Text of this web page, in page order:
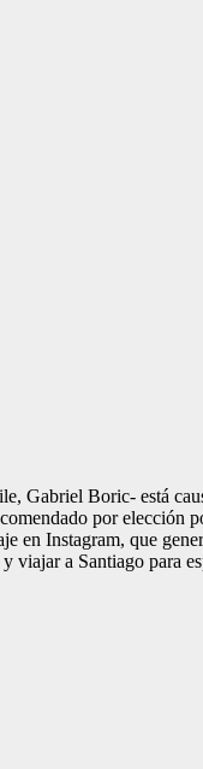
Gabriel Boric- está
por elección
en Instagram, que
viajar a Santiago para